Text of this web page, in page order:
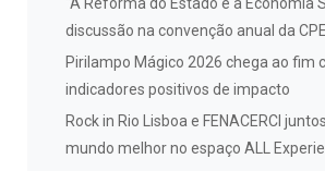
discussão na convenção anual da
Pirilampo Mágico 2026 chega ao fim
indicadores positivos de impacto
Rock in Rio Lisboa e FENACERCI
mundo melhor no espaço ALL